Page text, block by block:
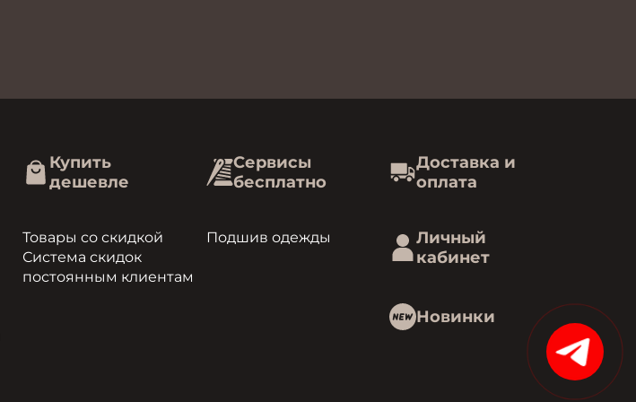
Купить
дешевле
Товары со скидкой
Система скидок
постоянным клиентам
Сервисы
бесплатно
Подшив одежды
Доставка и
оплата
Личный
кабинет
Новинки
15%